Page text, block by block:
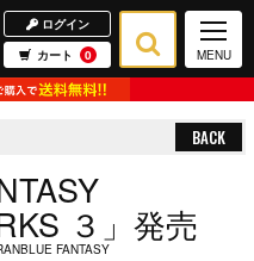
ログイン
カート
0 MENU
BACK
３」発売
FANTASY